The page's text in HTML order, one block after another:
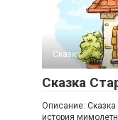
Сказки
Сказка
Описание:
история